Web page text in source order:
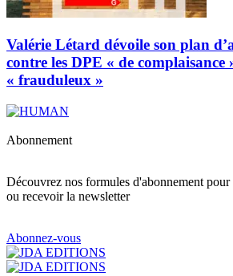
Valérie Létard dévoile son plan
contre les DPE « de complaisance
« frauduleux »
Abonnement
Découvrez nos formules d'abonnement
ou recevoir la newsletter
Abonnez-vous